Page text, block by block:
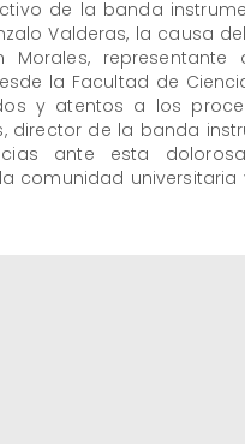
de la banda
Valderas, la causa
Morales,
la Facultad de
y atentos a los
director de la banda
ante esta
comunidad